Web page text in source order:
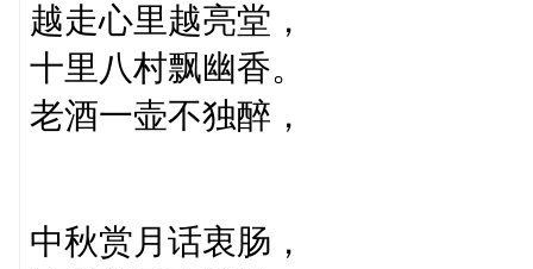
越走心里越亮堂，
十里八村飘幽香。
老酒一壶不独醉，
中秋赏月话衷肠，